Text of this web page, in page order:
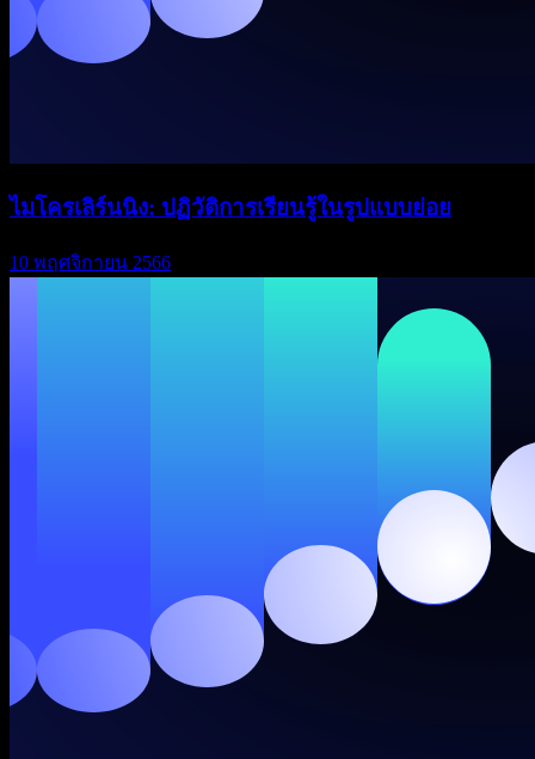
ไมโครเลิร์นนิง: ปฏิวัติการเรียนรู้ในรูปแบบย่อย
10 พฤศจิกายน 2566